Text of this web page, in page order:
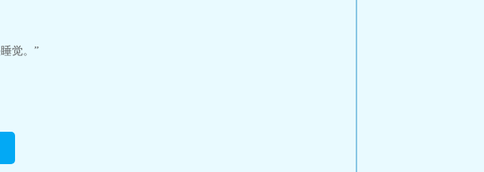
觉。”